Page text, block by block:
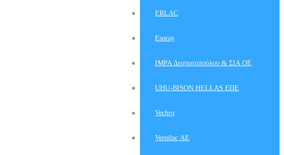
ERLAC
Espray
IMPA Δεσποτοπούλου & ΣΙΑ ΟΕ
UHU-BISON HELLAS ΕΠΕ
Vechro
Vernilac ΑΕ